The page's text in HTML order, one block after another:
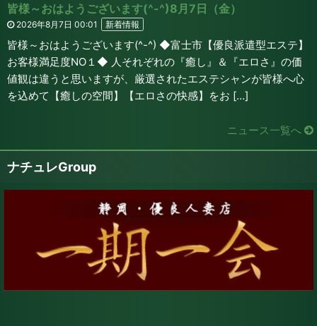
皆様～おはようございます(^-^)8月7日（金）
2026年8月7日 00:01 新着情報
皆様～おはようございます(^-^) ◆富士市【優良派遣型エステ】
お客様満足度NO１◆ 人それぞれの『癒し』＆『エロさ』の価
値観は違うと思いますが、厳選されたエステシャンが皆様へ心
を込めて【癒しの空間】【エロさの快感】をお […]
ニュース一覧へ
ナチュレGroup